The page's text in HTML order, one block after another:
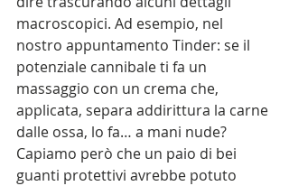
macroscopici. Ad esempio, nel
nostro appuntamento Tinder: se il
potenziale cannibale ti fa un
massaggio con un crema che,
applicata, separa addirittura la carne
dalle ossa, lo fa… a mani nude?
Capiamo però che un paio di bei
guanti protettivi avrebbe potuto